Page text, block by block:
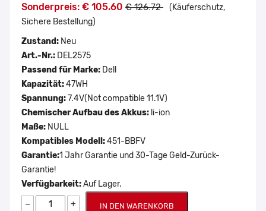
Sonderpreis: € 105.60 € 126.72 (Käuferschutz,
Sichere Bestellung)
Zustand: Neu
Art.-Nr.: DEL2575
Passend für Marke: Dell
Kapazität:47WH
Spannung:7.4V(Not compatible 11.1V)
Chemischer Aufbau des Akkus: li-ion
Maße: NULL
Kompatibles Modell:451-BBFV
Garantie:1 Jahr Garantie und 30-Tage Geld-Zurück-
Garantie!
Verfügbarkeit:Auf Lager.
− + IN DEN WARENKORB